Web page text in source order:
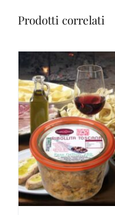
Prodotti correlati